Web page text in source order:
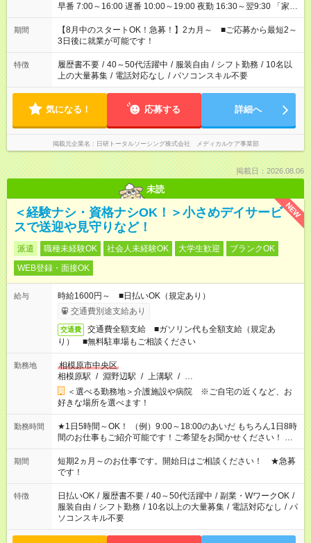
早番 7:00～16:00 遅番 10:00～19:00 夜勤 16:30～翌9:30 「家族
と休みを合わせたい」 「余裕を持って夕飯の準備がしたい」
「できれば残業はしたくない」 など、ご希望を教えてください
ね。 ※Wワーク希望の方へ 今ご覧のお仕事で希望する勤務時間
と、もう1つのお仕事の勤務時間。 合計で週40時間を超える場
合は応募できません。
期間
【8月中のスタートOK！急募！】2カ月～ ■ご応募から最短2～
3日後に就業が可能です！
特徴 履歴書不要 / 40～50代活躍中 / 服装自由 / シフト勤務 / 10名以
上の大量募集 / 電話対応なし / パソコンスキル不要
気になる！ 応募する 詳細へ
掲載元企業名 日研トータルソーシング株式会社 メディカルケア事業部
掲載日：2026.08.06
未読
NEW
＜経験ナシ・資格ナシOK！＞小さめデイサービ
スで送迎や見守りなど！
派遣 職種未経験OK 社会人未経験OK 大学生歓迎
ブランクOK
WEB登録・面接OK
給与
時給1600円～ ■日払いOK（規定あり）
交通費別途支給あり
交通費
交通費全額支給 ■ガソリン代も全額支給（規定あ
り） ■無料駐車場もご相談ください
勤務地
相模原市中央区
相模原駅 / 淵野辺駅 / 上溝駅 / …
＜選べる勤務地＞介護施設や病院 ※ご自宅の近くなど、お
好きな場所を選べます！
勤務時間
★1日5時間～OK！ （例）9:00～18:00のあいだ もちろん1日8時
間のお仕事もご紹介可能です！ご希望をお聞かせください！ ★
家庭の都合でお休みが必要な場合も遠慮なくご相談ください。
※週最低15時間以上の勤務が必要です
期間
短期2ヵ月～のお仕事です。開始日はご相談ください！ ★急募
です！
特徴 日払いOK / 履歴書不要 / 40～50代活躍中 / 副業・WワークOK /
服装自由 / シフト勤務 / 10名以上の大量募集 / 電話対応なし / パ
ソコンスキル不要